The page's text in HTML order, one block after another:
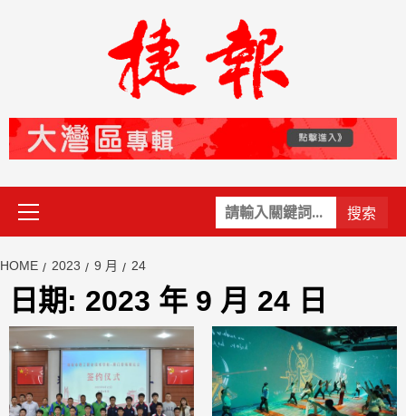
關
鍵
Primary
Menu
HOME 2023 9 月 24
日期: 2023 年 9 月 24 日